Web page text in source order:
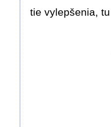
tie vylepšenia,